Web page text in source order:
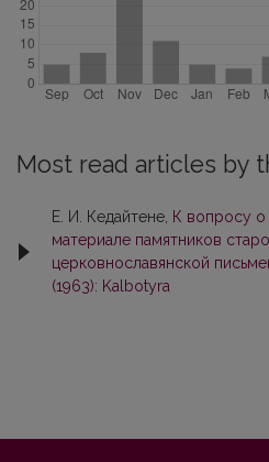
Most read articles by
Е. И. Кедайтене, К вопросу о
материале памятников
церковнославянской
(1963): Kalbotyra